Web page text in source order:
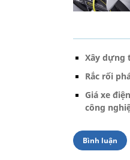
Xây dựng
Rắc rối
Giá xe
công
Bình luận